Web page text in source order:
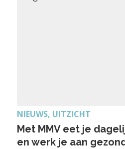
NIEUWS, UITZICHT
Met MMV eet je
en werk je aan